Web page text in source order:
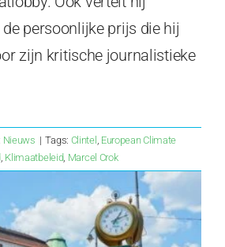
persoonlijke prijs die hij
zijn kritische journalistieke
Nieuws | Tags: Clintel European Climate
, Klimaatbeleid, Marcel Crok